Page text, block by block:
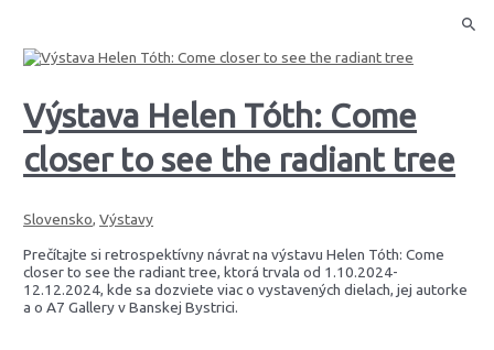
Výstava Helen Tóth: Come
closer to see the radiant tree
Slovensko,Výstavy
Prečítajte si retrospektívny návrat na výstavu Helen Tóth: Come
closer to see the radiant tree, ktorá trvala od 1.10.2024-
12.12.2024, kde sa dozviete viac o vystavených dielach, jej autorke
a o A7 Gallery v Banskej Bystrici.